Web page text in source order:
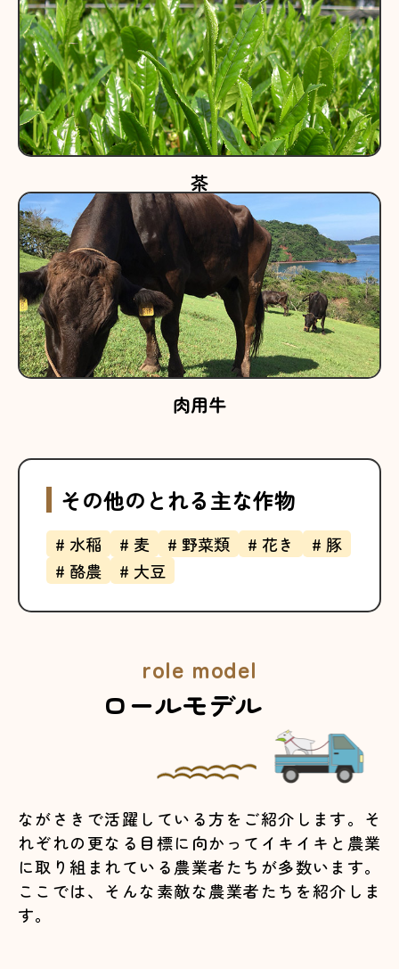
茶
肉用牛
その他のとれる主な作物
# 水稲 # 麦 # 野菜類 # 花き
# 豚
# 酪農
# 大豆
role model
ロールモデル
ながさきで活躍している方をご紹介します。そ
れぞれの更なる目標に向かってイキイキと農業
に取り組まれている農業者たちが多数います。
ここでは、そんな素敵な農業者たちを紹介しま
す。